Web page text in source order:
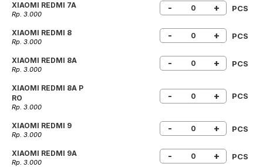
XIAOMI REDMI 7A
Rp. 3.000
- + PCS
XIAOMI REDMI 8
Rp. 3.000
- + PCS
XIAOMI REDMI 8A
Rp. 3.000
- + PCS
XIAOMI REDMI 8A P
RO
Rp. 3.000
- + PCS
XIAOMI REDMI 9
Rp. 3.000
- + PCS
XIAOMI REDMI 9A
Rp. 3.000
- + PCS